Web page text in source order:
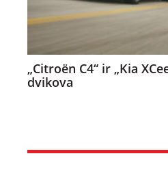
„Citroën C4“ ir „Kia
dvikova